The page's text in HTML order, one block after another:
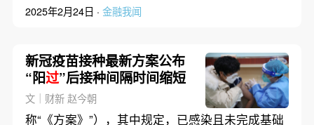
2025年2月24日 · 金融我闻
新冠疫苗接种最新方案公布
“阳过”后接种间隔时间缩短
文｜财新 赵今朝
称“《方案》”），其中规定，已感染且未完成基础